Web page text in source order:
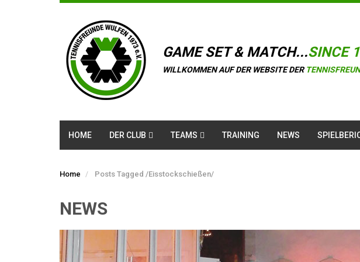
GAME SET & MATCH...SINCE
WILLKOMMEN AUF DER WEBSITE DER
HOME DER CLUB TEAMS TRAINING NEWS
Home Posts Tagged /Eisstockschießen/
NEWS